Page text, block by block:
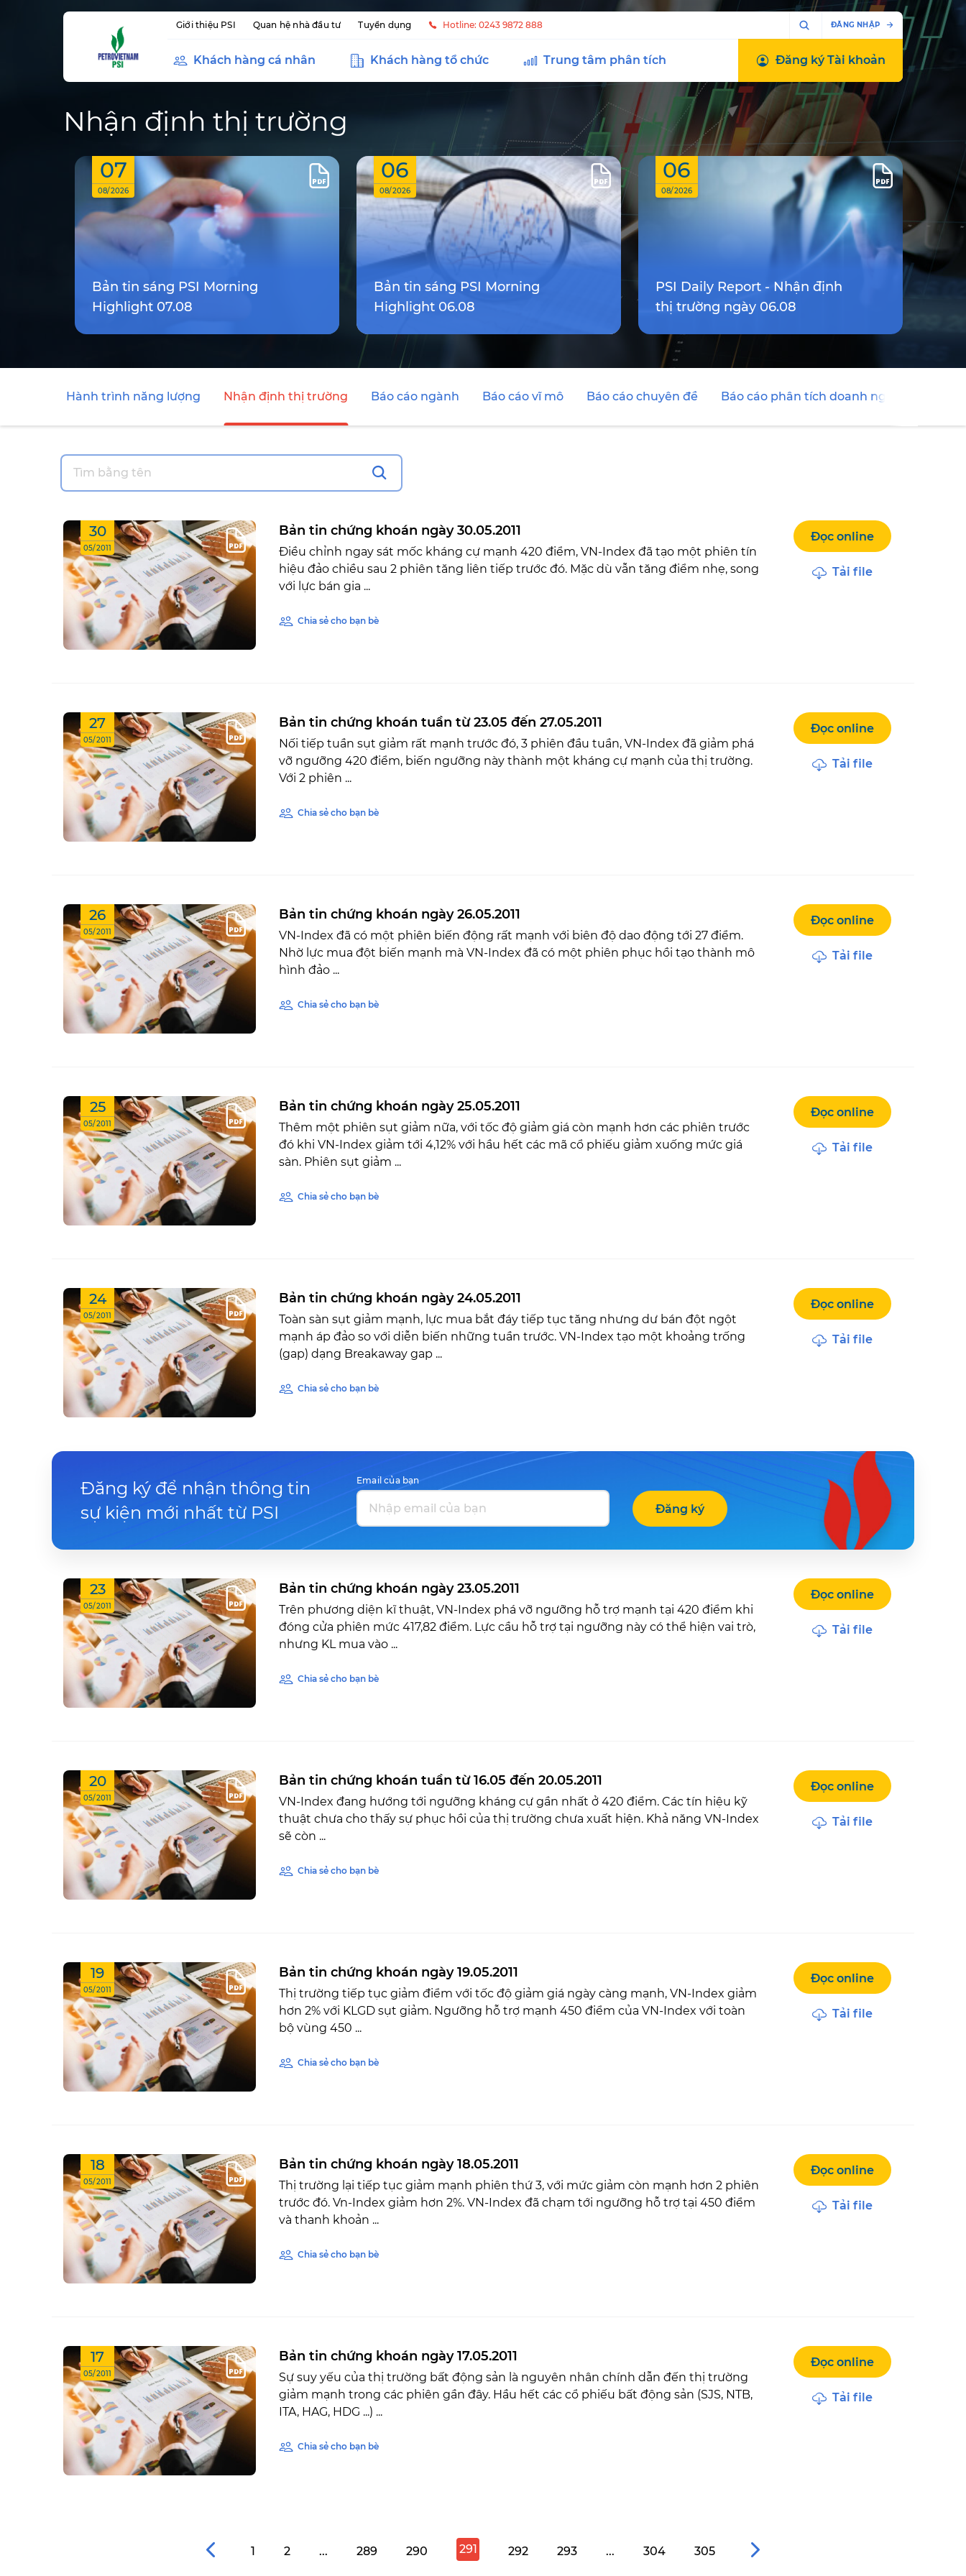
Giới thiệu PSI Quan hệ nhà đầu tư Tuyển dụng Hotline: 0243 9872 888 ĐĂNG NHẬP
Khách hàng cá nhân Khách hàng tổ chức Trung tâm phân tích Đăng kýTài khoản
Nhận định thị trường
07
08/2026
Bản tin sáng PSI Morning
Highlight 07.08
06
08/2026
Bản tin sáng PSI Morning
Highlight 06.08
06
08/2026
PSI Daily Report - Nhận định
thị trường ngày 06.08
Hành trình năng lượng Nhận định thị trường Báo cáo ngành Báo cáo vĩ mô Báo cáo chuyên đề Báo cáo phân tích doanh nghiệp
30
05/2011
Bản tin chứng khoán ngày 30.05.2011
Điều chỉnh ngay sát mốc kháng cự mạnh 420 điểm, VN-Index đã tạo một phiên tín
hiệu đảo chiều sau 2 phiên tăng liên tiếp trước đó. Mặc dù vẫn tăng điểm nhẹ, song
với lực bán gia ...
Chia sẻ cho bạn bè
Đọc online
Tải file
27
05/2011
Bản tin chứng khoán tuần từ 23.05 đến 27.05.2011
Nối tiếp tuần sụt giảm rất mạnh trước đó, 3 phiên đầu tuần, VN-Index đã giảm phá
vỡ ngưỡng 420 điểm, biến ngưỡng này thành một kháng cự mạnh của thị trường.
Với 2 phiên ...
Chia sẻ cho bạn bè
Đọc online
Tải file
26
05/2011
Bản tin chứng khoán ngày 26.05.2011
VN-Index đã có một phiên biến động rất mạnh với biên độ dao động tới 27 điểm.
Nhờ lực mua đột biến mạnh mà VN-Index đã có một phiên phục hồi tạo thành mô
hình đảo ...
Chia sẻ cho bạn bè
Đọc online
Tải file
25
05/2011
Bản tin chứng khoán ngày 25.05.2011
Thêm một phiên sụt giảm nữa, với tốc độ giảm giá còn mạnh hơn các phiên trước
đó khi VN-Index giảm tới 4,12% với hầu hết các mã cổ phiếu giảm xuống mức giá
sàn. Phiên sụt giảm ...
Chia sẻ cho bạn bè
Đọc online
Tải file
24
05/2011
Bản tin chứng khoán ngày 24.05.2011
Toàn sàn sụt giảm mạnh, lực mua bắt đáy tiếp tục tăng nhưng dư bán đột ngột
mạnh áp đảo so với diễn biến những tuần trước. VN-Index tạo một khoảng trống
(gap) dạng Breakaway gap ...
Chia sẻ cho bạn bè
Đọc online
Tải file
Đăng ký để nhận thông tin
sự kiện mới nhất từ PSI
Email của bạn
Đăng ký
23
05/2011
Bản tin chứng khoán ngày 23.05.2011
Trên phương diện kĩ thuật, VN-Index phá vỡ ngưỡng hỗ trợ mạnh tại 420 điểm khi
đóng cửa phiên mức 417,82 điểm. Lực cầu hỗ trợ tại ngưỡng này có thể hiện vai trò,
nhưng KL mua vào ...
Chia sẻ cho bạn bè
Đọc online
Tải file
20
05/2011
Bản tin chứng khoán tuần từ 16.05 đến 20.05.2011
VN-Index đang hướng tới ngưỡng kháng cự gần nhất ở 420 điểm. Các tín hiệu kỹ
thuật chưa cho thấy sự phục hồi của thị trường chưa xuất hiện. Khả năng VN-Index
sẽ còn ...
Chia sẻ cho bạn bè
Đọc online
Tải file
19
05/2011
Bản tin chứng khoán ngày 19.05.2011
Thị trường tiếp tục giảm điểm với tốc độ giảm giá ngày càng mạnh, VN-Index giảm
hơn 2% với KLGD sụt giảm. Ngưỡng hỗ trợ mạnh 450 điểm của VN-Index với toàn
bộ vùng 450 ...
Chia sẻ cho bạn bè
Đọc online
Tải file
18
05/2011
Bản tin chứng khoán ngày 18.05.2011
Thị trường lại tiếp tục giảm mạnh phiên thứ 3, với mức giảm còn mạnh hơn 2 phiên
trước đó. Vn-Index giảm hơn 2%. VN-Index đã chạm tới ngưỡng hỗ trợ tại 450 điểm
và thanh khoản ...
Chia sẻ cho bạn bè
Đọc online
Tải file
17
05/2011
Bản tin chứng khoán ngày 17.05.2011
Sự suy yếu của thị trường bất động sản là nguyên nhân chính dẫn đến thị trường
giảm mạnh trong các phiên gần đây. Hầu hết các cổ phiếu bất động sản (SJS, NTB,
ITA, HAG, HDG ...) ...
Chia sẻ cho bạn bè
Đọc online
Tải file
1 2 ... 289 290 291 292 293 ... 304 305